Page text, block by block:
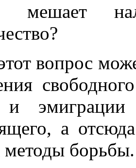
вопрос
и
а
методы борьбы.